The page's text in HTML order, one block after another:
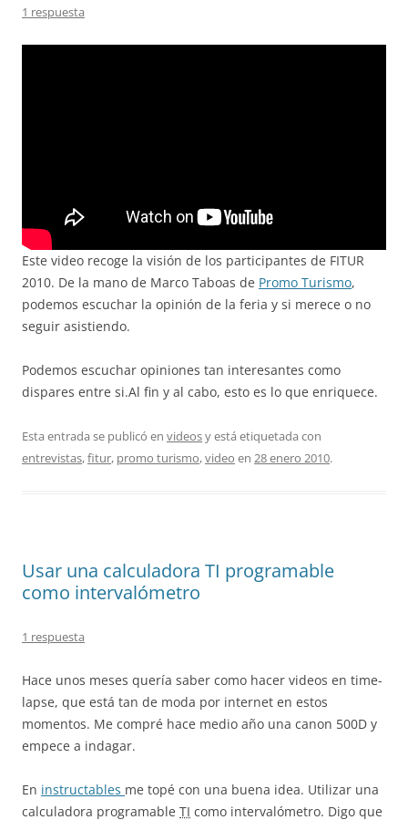
1 respuesta
Este video recoge la visión de los participantes de FITUR
2010. De la mano de Marco Taboas de Promo Turismo,
podemos escuchar la opinión de la feria y si merece o no
seguir asistiendo.
Podemos escuchar opiniones tan interesantes como
dispares entre si.Al fin y al cabo, esto es lo que enriquece.
Esta entrada se publicó en videosy está etiquetada con
entrevistas,fitur, promo turismo,video en 28 enero 2010.
Usar una calculadora TI programable
como intervalómetro
1 respuesta
Hace unos meses quería saber como hacer videos en time-
lapse, que está tan de moda por internet en estos
momentos. Me compré hace medio año una canon 500D y
empece a indagar.
En instructables me topé con una buena idea. Utilizar una
calculadora programable TI como intervalómetro. Digo que